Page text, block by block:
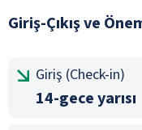
Giriş-Çıkış ve
Giriş (Check-in)
14-gece yarısı